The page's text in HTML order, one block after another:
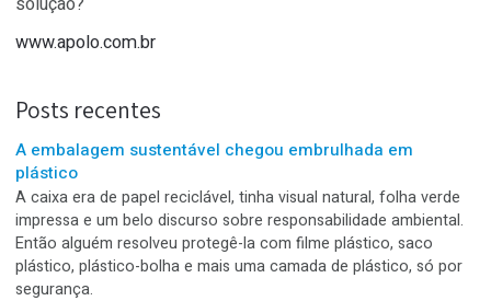
A Apolo Sistemas Gráficos acredita nesse caminho:
soluções para impressão, embalagem e acabamento,
experiente e 38 anos de confiança no setor gráfico e de
Sua gráfica ainda vende só impressão ou já está
solução?
www.apolo.com.br